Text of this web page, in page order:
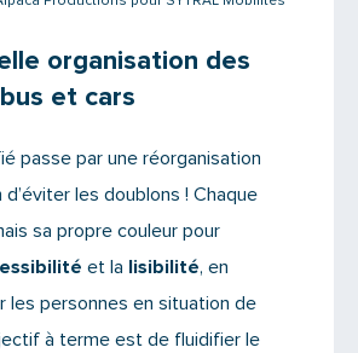
organisation des
et cars
passe par une réorganisation
les doublons ! Chaque
sa propre couleur pour
et la lisibilité, en
les personnes en situation de
à terme est de fluidifier le